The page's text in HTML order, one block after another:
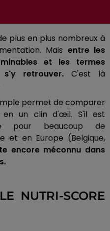
plus en plus nombreux à
Mais entre les
et les termes
retrouver.C'est là
permet de comparer
en un clin d'œil. S'il est
pour beaucoup de
et en Europe (Belgique,
encore méconnu dans
NUTRI-SCORE